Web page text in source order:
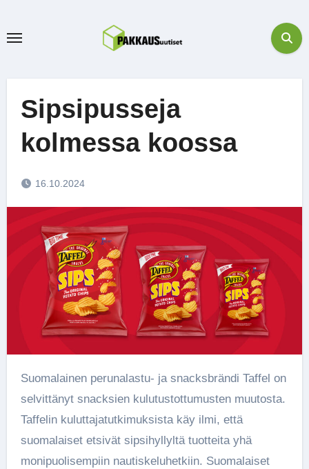
Sipsipusseja
kolmessa koossa
16.10.2024
Suomalainen perunalastu- ja snacksbrändi Taffel on
selvittänyt snacksien kulutustottumusten muutosta.
Taffelin kuluttajatutkimuksista käy ilmi, että
suomalaiset etsivät sipsihyllyltä tuotteita yhä
monipuolisempiin nautiskeluhetkiin. Suomalaiset